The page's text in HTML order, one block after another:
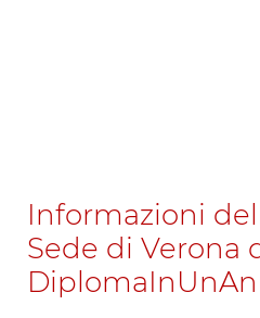
Informazioni
Sede di Verona